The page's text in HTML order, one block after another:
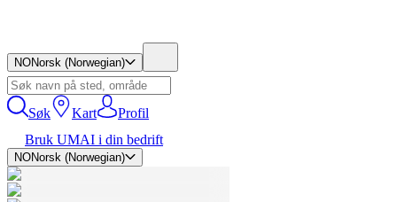
NONorsk (Norwegian)
Søk Kart
Profil
Bruk UMAI i din bedrift
NONorsk (Norwegian)